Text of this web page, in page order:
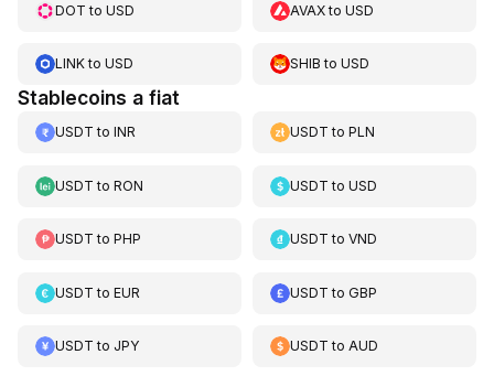
DOT to USD AVAXtoUSD
LINKto USD SHIB toUSD
Stablecoins a fiat
USDT to INR USDT toPLN
USDT to RON USDT toUSD
USDT to PHP USDT toVND
USDT to EUR USDT toGBP
USDT to JPY USDT toAUD